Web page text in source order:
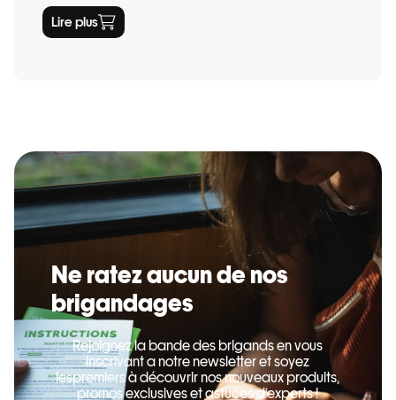
Lire plus
Ne ratez aucun de nos
brigandages
Rejoignez la bande des brigands en vous
inscrivant a notre newsletter et soyez
lespremiers à découvrir nos nouveaux produits,
promos exclusives et astuces d’experts !